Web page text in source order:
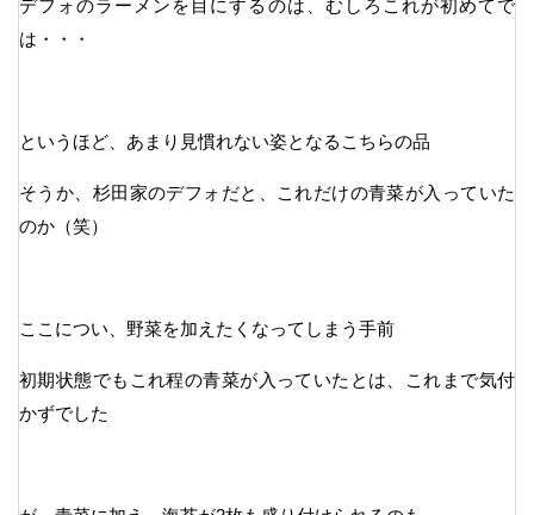
デフォのラーメンを目にするのは、むしろこれが初めてで
は・・・
というほど、あまり見慣れない姿となるこちらの品
そうか、杉田家のデフォだと、これだけの青菜が入っていた
のか（笑）
ここについ、野菜を加えたくなってしまう手前
初期状態でもこれ程の青菜が入っていたとは、これまで気付
かずでした